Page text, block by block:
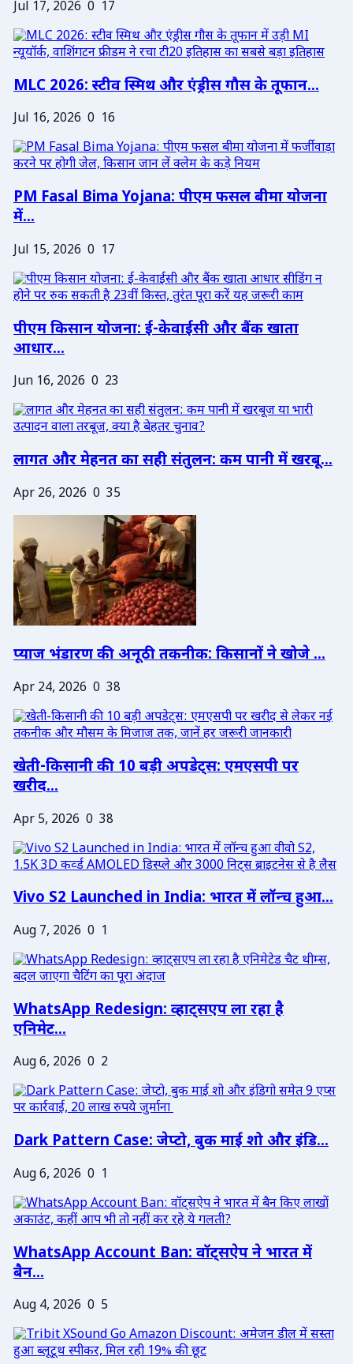
Jul 17, 2026 0 17
MLC 2026: स्टीव स्मिथ और एंड्रीस गौस के तूफान...
Jul 16, 2026 0 16
PM Fasal Bima Yojana: पीएम फसल बीमा योजना
में...
Jul 15, 2026 0 17
पीएम किसान योजना: ई-केवाईसी और बैंक खाता
आधार...
Jun 16, 2026 0 23
लागत और मेहनत का सही संतुलन: कम पानी में खरबू...
Apr 26, 2026 0 35
प्याज भंडारण की अनूठी तकनीक: किसानों ने खोजे ...
Apr 24, 2026 0 38
खेती-किसानी की 10 बड़ी अपडेट्स: एमएसपी पर
खरीद...
Apr 5, 2026 0 38
Vivo S2 Launched in India: भारत में लॉन्च हुआ...
Aug 7, 2026 0 1
WhatsApp Redesign: व्हाट्सएप ला रहा है
एनिमेट...
Aug 6, 2026 0 2
Dark Pattern Case: जेप्टो, बुक माई शो और इंडि...
Aug 6, 2026 0 1
WhatsApp Account Ban: वॉट्सऐप ने भारत में
बैन...
Aug 4, 2026 0 5